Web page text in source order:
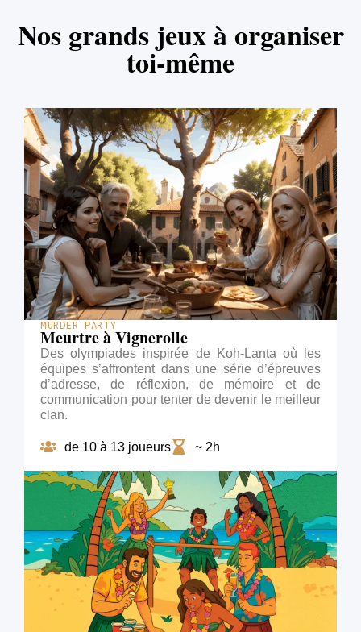
Nos grands jeux à organiser
toi-même​
MURDER PARTY
Meurtre à Vignerolle
Des olympiades inspirée de Koh-Lanta où les
équipes s’affrontent dans une série d’épreuves
d’adresse, de réflexion, de mémoire et de
communication pour tenter de devenir le meilleur
clan.
de 10 à 13 joueurs ~ 2h